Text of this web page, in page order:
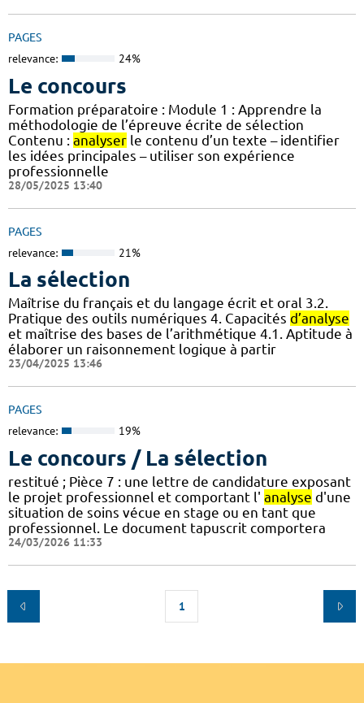
PAGES
relevance: 24%
Le concours
Formation préparatoire : Module 1 : Apprendre la
méthodologie de l’épreuve écrite de sélection
Contenu : analyser le contenu d’un texte – identifier
les idées principales – utiliser son expérience
professionnelle
28/05/2025 13:40
PAGES
relevance: 21%
La sélection
Maîtrise du français et du langage écrit et oral 3.2.
Pratique des outils numériques 4. Capacités d’analyse
et maîtrise des bases de l’arithmétique 4.1. Aptitude à
élaborer un raisonnement logique à partir
23/04/2025 13:46
PAGES
relevance: 19%
Le concours / La sélection
restitué ; Pièce 7 : une lettre de candidature exposant
le projet professionnel et comportant l' analyse d'une
situation de soins vécue en stage ou en tant que
professionnel. Le document tapuscrit comportera
24/03/2026 11:33
1